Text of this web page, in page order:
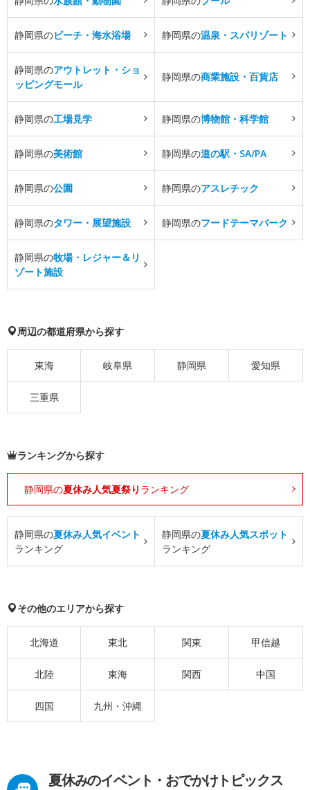
静岡県のビーチ・海水浴場 静岡県の温泉・スパリゾート
静岡県のアウトレット・ショ
ッピングモール
静岡県の商業施設・百貨店
静岡県の工場見学 静岡県の博物館・科学館
静岡県の美術館 静岡県の道の駅・SA/PA
静岡県の公園 静岡県のアスレチック
静岡県のタワー・展望施設 静岡県のフードテーマパーク
静岡県の牧場・レジャー＆リ
ゾート施設
周辺の都道府県から探す
東海 岐阜県 静岡県 愛知県
三重県
ランキングから探す
静岡県の夏休み人気夏祭り ランキング
静岡県の夏休み人気イベント
ランキング
静岡県の夏休み人気スポット
ランキング
その他のエリアから探す
北海道 東北 関東 甲信越
北陸 東海 関西 中国
四国 九州・沖縄
夏休みのイベント・おでかけトピックス